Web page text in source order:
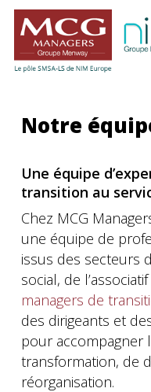
Skip
main
content
Notre
Une équipe
transition au
Chez MCG
une équipe de
issus des secteurs
social, de
managers de
des dirigeants et
pour accompagner
transformation, de
réorganisation.
Panneau de gestion